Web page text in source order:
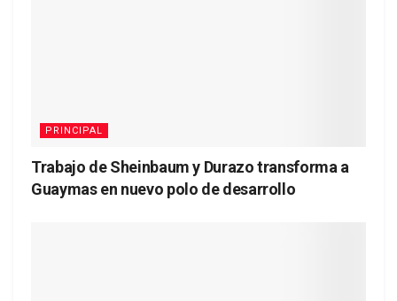
PRINCIPAL
Trabajo de Sheinbaum y Durazo transforma a
Guaymas en nuevo polo de desarrollo